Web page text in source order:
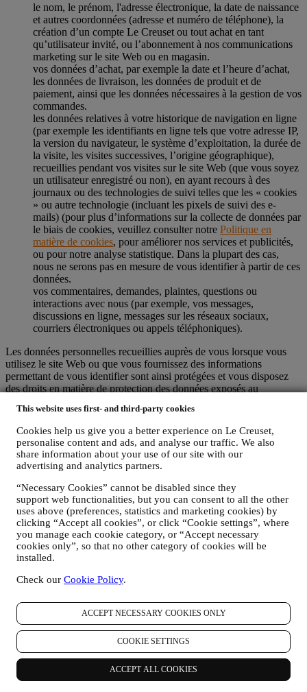
This website uses first- and third-party cookies
Cookies help us give you a better experience on Le Creuset,
personalise content and ads, and analyse our traffic. We also
share information about your use of our site with our
advertising and analytics partners.
“Necessary Cookies” cannot be disabled since they
support web functionalities, but you can consent to all the other
uses above (preferences, statistics and marketing cookies) by
clicking “Accept all cookies”, or click “Cookie settings”, where
you manage each cookie category, or “Accept necessary
cookies only”, so that no other category of cookies will be
installed.
Check our Cookie Policy.
ACCEPT NECESSARY COOKIES ONLY
COOKIE SETTINGS
ACCEPT ALL COOKIES
le nom, le prénom, l'adresse électronique, la date de naissance
et autres coordonnées (adresse et numéro de téléphone), la
création d’un compte Le Creuset ou tout achat en tant
qu’utilisateur invité, ou l’abonnement à nos communications
marketing sur le site Web ou en magasin.
vos données d’achat, par exemple la date et l’heure d’achat,
les données de livraison, les données de produit et de
paiement, ainsi que les données nécessaires à la gestion de vos
commandes.
les données relatives à votre historique de navigation en ligne
(par exemple les identifiants en ligne tels que votre adresse IP,
la version du navigateur, le système d’exploitation, la durée de
la visite, les visites successives, l’origine géographique),
recueillies pendant vos visites sur le site Web (que vous soyez
un utilisateur enregistré ou non), en ayant recours à des
journaux ou des technologies de suivi telles que les « cookies
» ou autre technologie (incluant les pixels de suivi des e-
mails) (pour plus d’informations sur la collecte de données par
le biais de cookies, veuillez consulter notre Politique en
matière de cookies, pour améliorer nos services et publicités,
ou pour notre analyse statistique. Dans la plupart des cas,
nous ne serons pas en mesure de vous identifier à partir de ces
données.
vos commentaires, demandes, plaintes, questions ou
interactions avec nous (par exemple, vos messages,
discussions en ligne, messages sur les réseaux sociaux,
courriers électroniques ou appels téléphoniques).
Les données personnelles recueillies auprès de vous lorsque vous
utilisez le site Web ou que vous fournissez des informations
permettant de vous identifier sont ainsi protégées et vous disposez
des droits en matière de protection des données exposés au
2. QUI RECUEILLE VOS DONNEES PERSONNELLES ?
Le responsable du traitement des données des services de commerce
électronique offerts par l'intermédiaire du site Web est Le Creuset
France SAS, B 502 705 502, 982 rue Olivier Deguise 02230
Fresnoy-Le-Grand, France. Si vous acceptez de recevoir des
base de données des consommateurs du groupe Le Creuset. Celle-ci
est gérée, conjointement par Le Creuset France et Le Creuset Group
AG, dont le siège social est situé à Neuhofstrasse 4, 6340 Baar, en
Suisse. Son représentant désigné dans l'UE est Le Creuset SL,
numéro de TVA B62153630, dont les bureaux sont situés Paseo de
Gracia 9, 2º - 08007 Barcelone, Espagne. L’accord de responsabilité
conjointe pourvoit (a) à Le Creuset Group AG la responsabilité de la
stratégie marketing globale et de l’expérience client personnalisée ;
(b) aux filiales locales Le Creuset le bénéfice et l’implantation de
cette stratégie, ainsi que la possibilité de développer des initiatives
marketing et communication de manière indépendante ; (c) à toutes
les parties le devoir de traiter de vos demandes concernant vos droits
sur vos données.
3. POURQUOI RECUEILLONS-NOUS CES DONNEES ?
Nous pouvons traiter vos données aux fins suivantes :